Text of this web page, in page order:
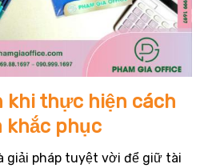
khi thực hiện cách
khắc phục
giải pháp tuyệt vời để giữ tài